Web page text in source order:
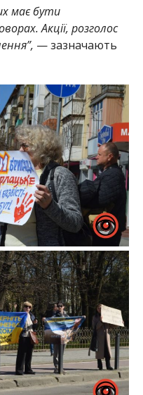
має бути
Акції, розголос
— зазначають